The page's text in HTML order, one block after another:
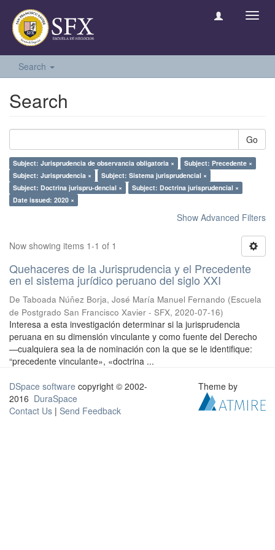
Search
Search
Go
Subject: Jurisprudencia de observancia obligatoria ×
Subject: Precedente ×
Subject: Jurisprudencia ×
Subject: Sistema jurisprudencial ×
Subject: Doctrina jurispru-dencial ×
Subject: Doctrina jurisprudencial ×
Date issued: 2020 ×
Show Advanced Filters
Now showing items 1-1 of 1
Quehaceres de la Jurisprudencia y el Precedente
en el sistema jurídico peruano del siglo XXI
De Taboada Núñez Borja, José María Manuel Fernando (Escuela
de Postgrado San Francisco Xavier - SFX, 2020-07-16)
Interesa a esta investigación determinar si la jurisprudencia
peruana en su dimensión vinculante y como fuente del Derecho
—cualquiera sea la de nominación con la que se le identifique:
“precedente vinculante», «doctrina ...
DSpace software copyright © 2002-
2016 DuraSpace
Contact Us | Send Feedback
Theme by